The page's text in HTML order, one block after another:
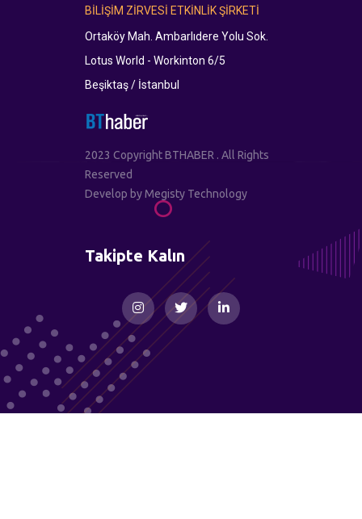
BİLİŞİM ZİRVESİ ETKİNLİK ŞİRKETİ
Ortaköy Mah. Ambarlıdere Yolu Sok.
Lotus World - Workinton 6/5
Beşiktaş / İstanbul
2023 Copyright BTHABER . All Rights
Reserved
Develop byMegisty Technology
Takipte Kalın